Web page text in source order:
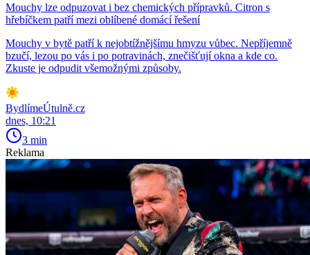
Mouchy lze odpuzovat i bez chemických přípravků. Citron s
hřebíčkem patří mezi oblíbené domácí řešení
Mouchy v bytě patří k nejobtížnějšímu hmyzu vůbec. Nepříjemně
bzučí, lezou po vás i po potravinách, znečišťují okna a kde co.
Zkuste je odpudit všemožnými způsoby.
BydlímeÚtulně.cz
dnes, 10:21
3 min
Reklama